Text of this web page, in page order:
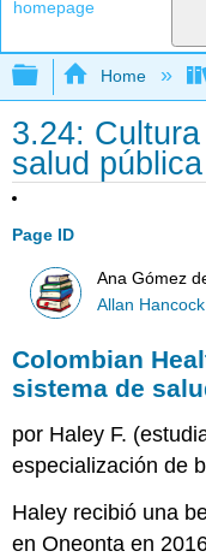
Expand/
Home
3.24:
salud
Page ID
Ana Gómez
Allan
Colombian
sistema de
por Haley F.
especialización de
Haley recibió una
en Oneonta en